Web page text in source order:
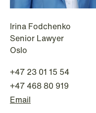
Limitations on
depreciation in
Irina Fodchenko
Senior Lawyer
Oslo
+47 23 01 15 54
+47 468 80 919
Email